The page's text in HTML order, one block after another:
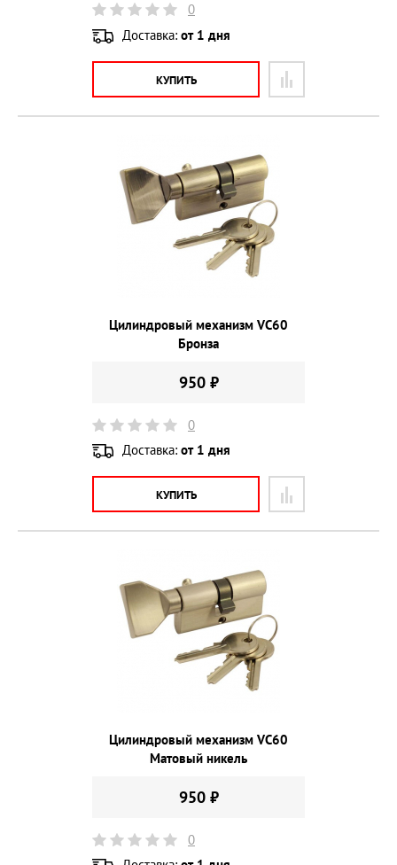
0
Доставка: от 1 дня
КУПИТЬ
Цилиндровый механизм VС60
Бронза
950 ₽
0
Доставка: от 1 дня
КУПИТЬ
Цилиндровый механизм VС60
Матовый никель
950 ₽
0